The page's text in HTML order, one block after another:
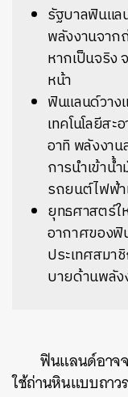
รัฐบาลฟินแล
พลังงานจาก
หากเป็นจริง
หน้า
ฟินแลนด์วาง
เทคโนโลยีส
อาทิ พลังงาน
การนำเข้าน้
รถยนต์ไฟฟ้า
ยุทธศาสตร์ใ
อากาศของฟิ
ประเทศสมา
บายด้านพลัง
ฟินแลนด์อาจจ
ใช้ถ่านหินแบบถาวร